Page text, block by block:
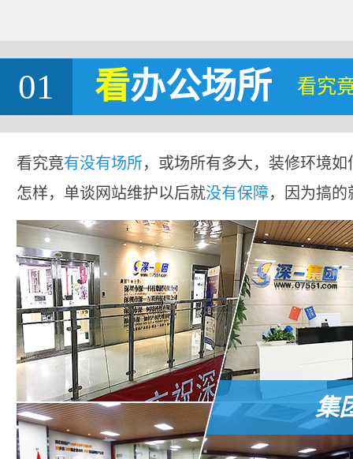
01 看办公场所 看究
看究竟有没有场所，或场所有多大，装修环境
怎样，单谈网站维护以后就没有保障，因为搞
集